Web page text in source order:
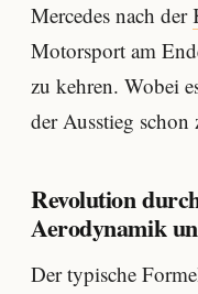
Mercedes nach der
Motorsport am
zu kehren. Wobei
der Ausstieg schon
Revolution
Aerodynamik
Der typische